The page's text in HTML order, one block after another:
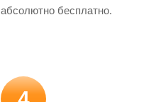
абсолютно бесплатно.